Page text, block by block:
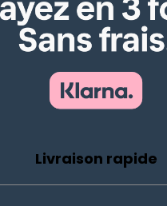
Livraison rapide